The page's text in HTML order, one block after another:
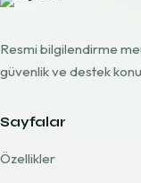
Resmi bilgilendirme
güvenlik ve destek
Sayfalar
Özellikler